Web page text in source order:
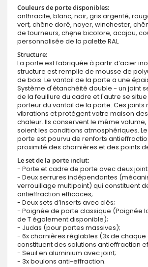
Couleurs de porte disponibles:
anthracite, blanc, noir, gris argenté,
vert, chêne doré, noyer, winchester,
de tourneurs, chęne bicolore, acajou,
personnalisée de la palette RAL
Structure:
La porte est fabriquée à partir d’acier
structure est remplie de mousse de
de bois. Le vantail de la porte a une
Système d'étanchéité double - un joint
de la feuillure du cadre et l'autre se
porteur du vantail de la porte. Ces joints
vibrations et protègent votre maison
chaleur. Ils conservent le même
soient les conditions atmosphériques.
porte est pourvu de renforts
proximité des charnières et des points
Le set de la porte inclut:
- Porte et cadre de porte avec deux
- Deux serrures indépendantes
verrouillage multipoint) qui constituent
antieffraction efficaces;
- Deux sets d’inserts avec clés;
- Poignée de porte classique (Poignée
de T également disponible);
- Judas (pour portes massives);
- 6x charnières réglables (3x de
constituent des solutions antieffraction
- Seuil en aluminium avec joint;
- 3x boulons anti-effraction.